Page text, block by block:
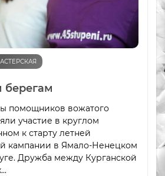
берегам
помощников вожатого
участие в круглом
к старту летней
кампании в Ямало-Ненецком
Дружба между Курганской